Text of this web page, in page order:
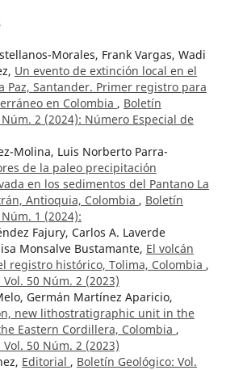
Morales, Frank Vargas, Wadi
Un evento de extinción local en el
Paz, Santander. Primer registro para
en Colombia , Boletín
2 (2024): Número Especial de
Molina, Luis Norberto Parra-
de la paleo precipitación
en los sedimentos del Pantano La
Antioquia, Colombia , Boletín
1 (2024):
Fajury, Carlos A. Laverde
Monsalve Bustamante, El volcán
registro histórico, Tolima, Colombia ,
50 Núm. 2 (2023)
Germán Martínez Aparicio,
new lithostratigraphic unit in the
Eastern Cordillera, Colombia ,
50 Núm. 2 (2023)
Editorial , Boletín Geológico: Vol.